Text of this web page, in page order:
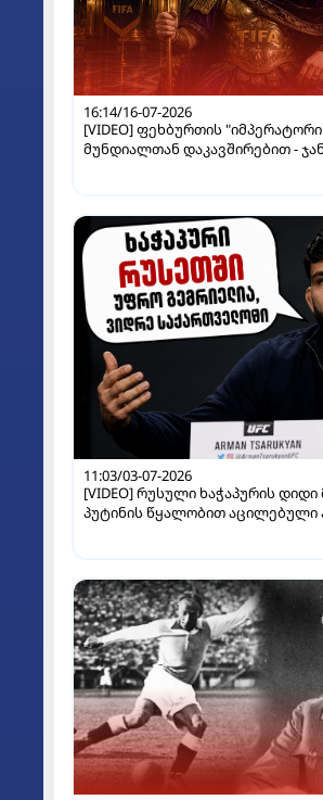
16:14/16-07-2026
[VIDEO] ფეხბურთის
მუნდიალთან დაკავშირებით -
11:03/03-07-2026
[VIDEO] რუსული ხაჭაპურის
პუტინის წყალობით აცილებული